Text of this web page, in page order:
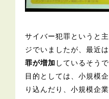
サイバー犯罪というと
ジでいましたが、最近は
罪が増加 しているそうで
目的としては、小規模
り込んだり、小規模企